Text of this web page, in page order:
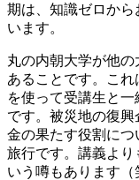
期は、知識ゼロか
います。
丸の内朝大学が他
あることです。こ
を使って受講生と一
です。被災地の復
金の果たす役割に
旅行です。講義より
いう噂もあります（